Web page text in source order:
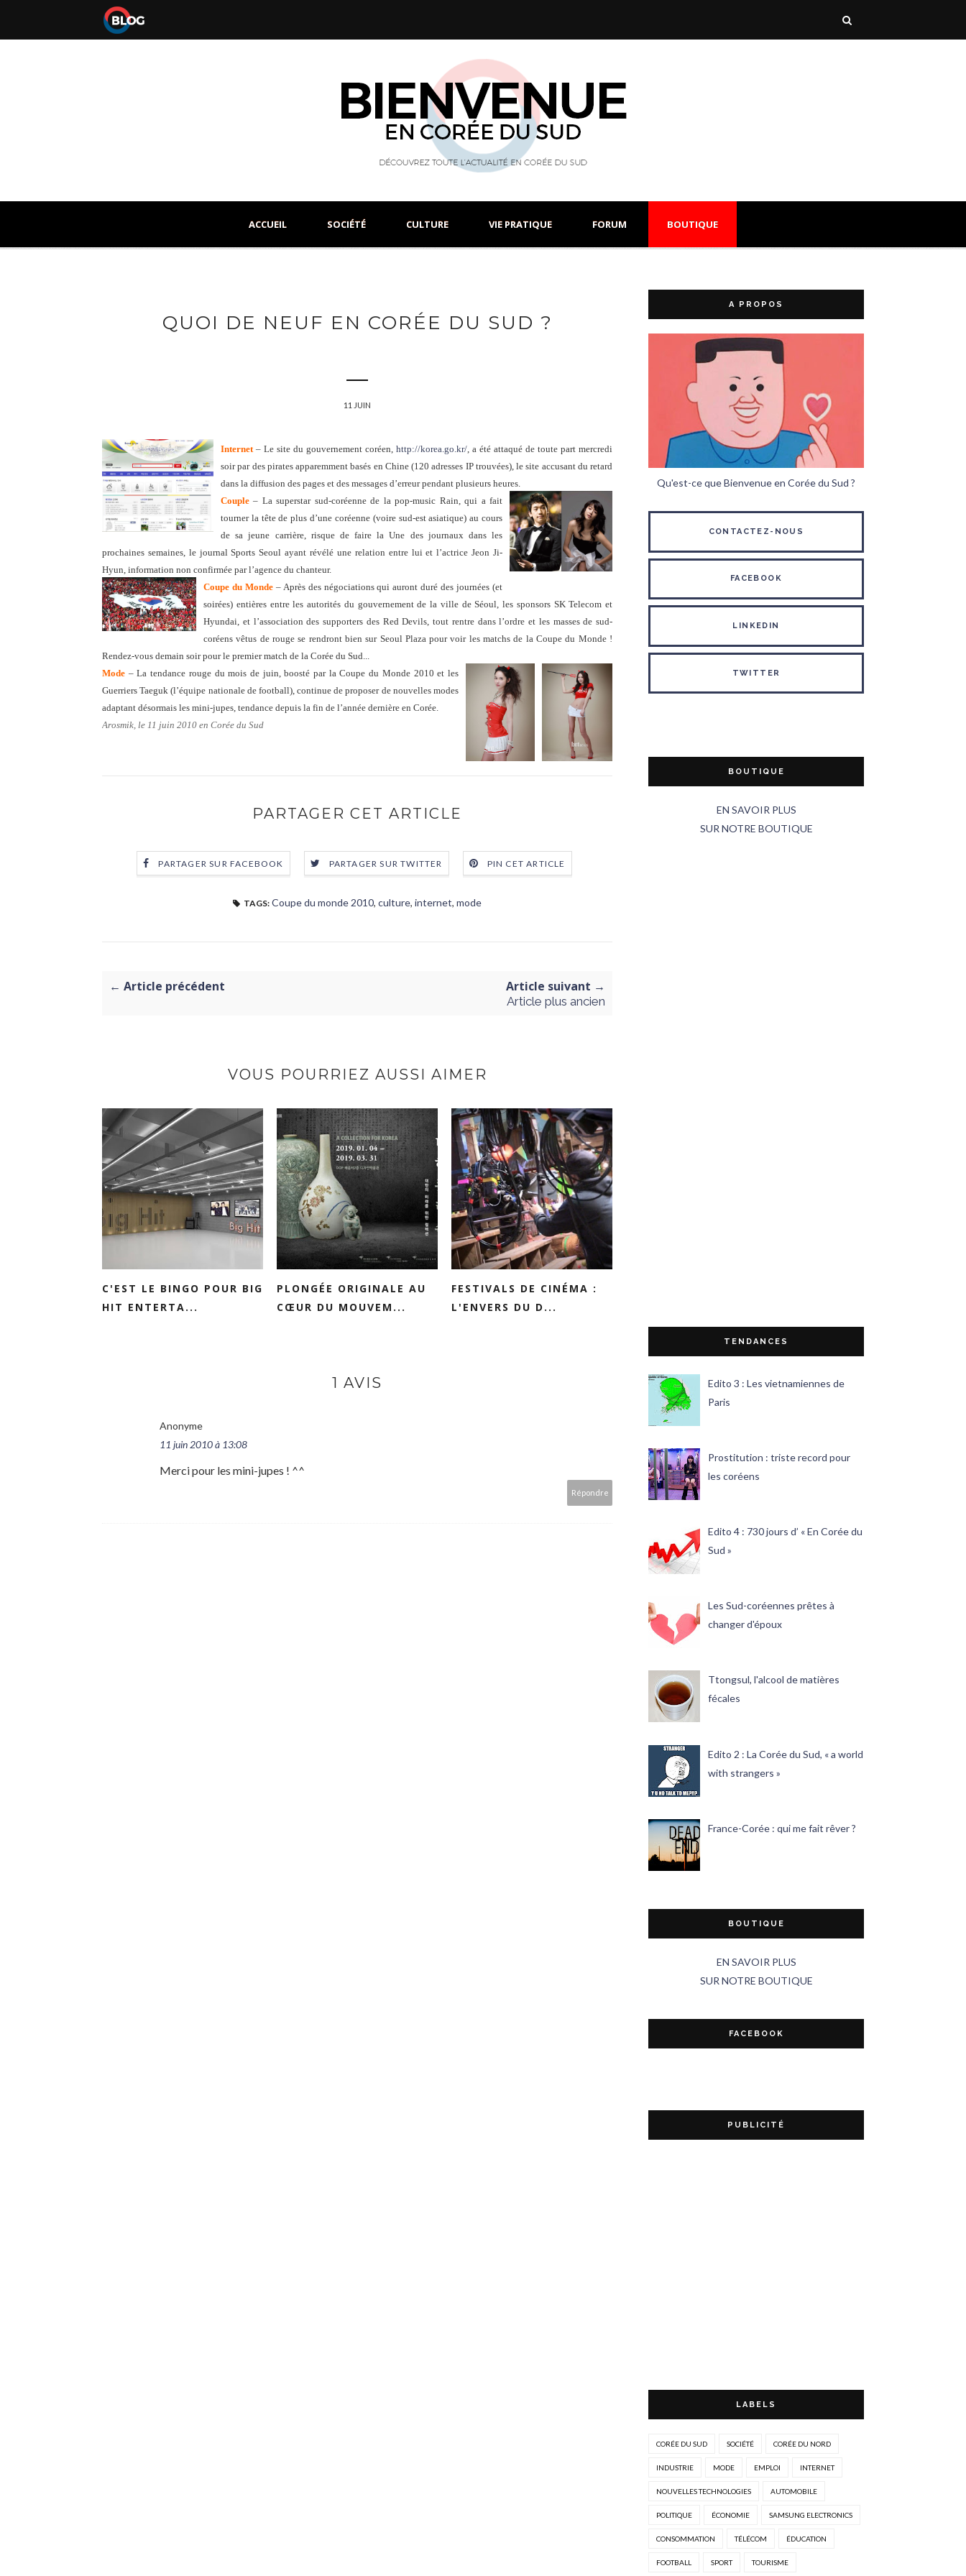
ACCUEIL SOCIÉTÉ CULTURE VIE PRATIQUE FORUM BOUTIQUE
QUOI DE NEUF EN CORÉE DU SUD ?
11 JUIN
Internet– Le site du gouvernement coréen, http://korea.go.kr/, a été attaqué de toute part mercredi
soir par des pirates apparemment basés en Chine (120 adresses IP trouvées), le site accusant du retard
dans la diffusion des pages et des messages d’erreur pendant plusieurs heures.
Couple – La superstar sud-coréenne de la pop-music Rain, qui a fait
tourner la tête de plus d’une coréenne (voire sud-est asiatique) au cours
de sa jeune carrière, risque de faire la Une des journaux dans les
prochaines semaines, le journal Sports Seoul ayant révélé une relation entre lui et l’actrice Jeon Ji-
Hyun, information non confirmée par l’agence du chanteur.
Coupe du Monde– Après des négociations qui auront duré des journées (et
soirées) entières entre les autorités du gouvernement de la ville de Séoul, les sponsors SK Telecom et
Hyundai, et l’association des supporters des Red Devils, tout rentre dans l’ordre et les masses de sud-
coréens vêtus de rouge se rendront bien sur Seoul Plaza pour voir les matchs de la Coupe du Monde !
Rendez-vous demain soir pour le premier match de la Corée du Sud...
Mode – La tendance rouge du mois de juin, boosté par la Coupe du Monde 2010 et les
Guerriers Taeguk (l’équipe nationale de football), continue de proposer de nouvelles modes
adaptant désormais les mini-jupes, tendance depuis la fin de l’année dernière en Corée.
Arosmik, le 11 juin 2010 en Corée du Sud
PARTAGER CET ARTICLE
PARTAGER SUR FACEBOOK PARTAGER SUR TWITTER PIN CET ARTICLE
TAGS: Coupe du monde 2010, culture, internet, mode
← Article précédent Article suivant →
Article plus ancien
VOUS POURRIEZ AUSSI AIMER
C'EST LE BINGO POUR BIG
HIT ENTERTA...
PLONGÉE ORIGINALE AU
CŒUR DU MOUVEM...
FESTIVALS DE CINÉMA :
L'ENVERS DU D...
1 AVIS
Anonyme
11 juin 2010 à 13:08
Merci pour les mini-jupes ! ^^
Répondre
A PROPOS
Qu'est-ce que Bienvenue en Corée du Sud ?
CONTACTEZ-NOUS
FACEBOOK
LINKEDIN
TWITTER
BOUTIQUE
EN SAVOIR PLUS
SUR NOTRE BOUTIQUE
TENDANCES
Edito 3 : Les vietnamiennes de
Paris
Prostitution : triste record pour
les coréens
Edito 4 : 730 jours d’ « En Corée du
Sud »
Les Sud-coréennes prêtes à
changer d'époux
Ttongsul, l'alcool de matières
fécales
Edito 2 : La Corée du Sud, « a world
with strangers »
France-Corée : qui me fait rêver ?
BOUTIQUE
EN SAVOIR PLUS
SUR NOTRE BOUTIQUE
FACEBOOK
PUBLICITÉ
LABELS
CORÉE DU SUD SOCIÉTÉ CORÉE DU NORD
INDUSTRIE MODE EMPLOI INTERNET
NOUVELLES TECHNOLOGIES AUTOMOBILE
POLITIQUE ÉCONOMIE SAMSUNG ELECTRONICS
CONSOMMATION TÉLÉCOM ÉDUCATION
FOOTBALL SPORT TOURISME